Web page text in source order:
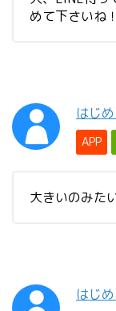
めて下さいね！
はじ
APP
大きいのみた
はじ